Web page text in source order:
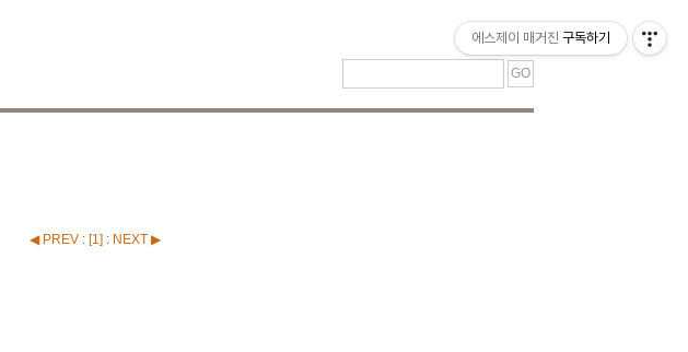
◀ PREV : [1] : NEXT ▶
에스제이 매거진 구독하기